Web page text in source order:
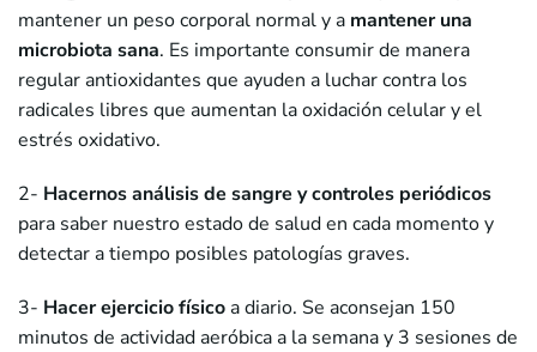
mantener un peso corporal normal y a mantener una
microbiota sana. Es importante consumir de manera
regular antioxidantes que ayuden a luchar contra los
radicales libres que aumentan la oxidación celular y el
estrés oxidativo.
2- Hacernos análisis de sangre y controles periódicos
para saber nuestro estado de salud en cada momento y
detectar a tiempo posibles patologías graves.
3- Hacer ejercicio físico a diario. Se aconsejan 150
minutos de actividad aeróbica a la semana y 3 sesiones de